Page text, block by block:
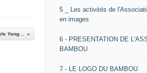
2ème partie (2) du grand enchaînement du style Yangjia michuan taiji quan
5 _ Les activités de
en images
6 - PRESENTATION DE
BAMBOU
7 - LE LOGO DU BAMBOU